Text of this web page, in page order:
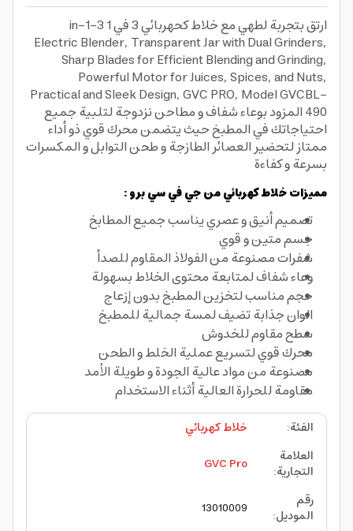
ارتق بتجربة لطهي مع خلاط كحهربائي 3 في 1 3-in-1
Electric Blender, Transparent Jar with Dual Grinders,
Sharp Blades for Efficient Blending and Grinding,
Powerful Motor for Juices, Spices, and Nuts,
Practical and Sleek Design, GVC PRO, Model GVCBL-
490 المزود بوعاء شفاف و مطاحن نزدوجة لتلبية جميع
احتياجاتك في المطبخ حيث يتضمن محرك قوي ذو أداء
ممتاز لتحضير العصائر الطازجة و طحن التوابل و المكسرات
بسرعة و كفاءة
مميزات خلاط كهربائي من جي في سي برو :
تصميم أنيق و عصري يناسب جميع المطابخ
جسم متين و قوي
شفرات مصنوعة من الفولاذ المقاوم للصدأ
وعاء شفاف لمتابعة محتوى الخلاط بسهولة
حجم مناسب لتخزين المطبخ بدون إزعاج
الوان جذابة تضيف لمسة جمالية للمطبخ
سطح مقاوم للخدوش
محرك قوي لتسريع عملية الخلط و الطحن
مصنوعة من مواد عالية الجودة و طويلة الأمد
مقاومة للحرارة العالية أثناء الاستخدام
الفئة:
خلاط كهربائي
العلامة
التجارية:
GVC Pro
رقم
الموديل:
13010009